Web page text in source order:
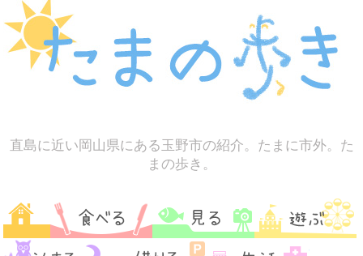
直島に近い岡山県にある玉野市の紹介。たまに市外。た
まの歩き。